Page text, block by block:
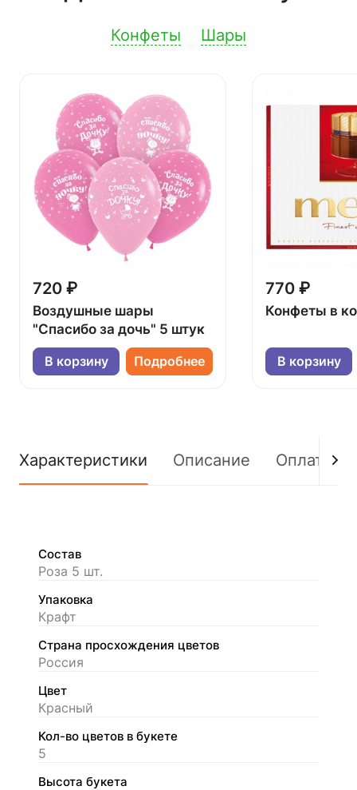
Конфеты Шары
720 ₽
Воздушные шары
"Спасибо за дочь" 5 штук
В корзину Подробнее
770 ₽
Конфеты в
В корзину
Характеристики Описание Оплата
Состав
Роза 5 шт.
Упаковка
Крафт
Страна просхождения цветов
Россия
Цвет
Красный
Кол-во цветов в букете
5
Высота букета